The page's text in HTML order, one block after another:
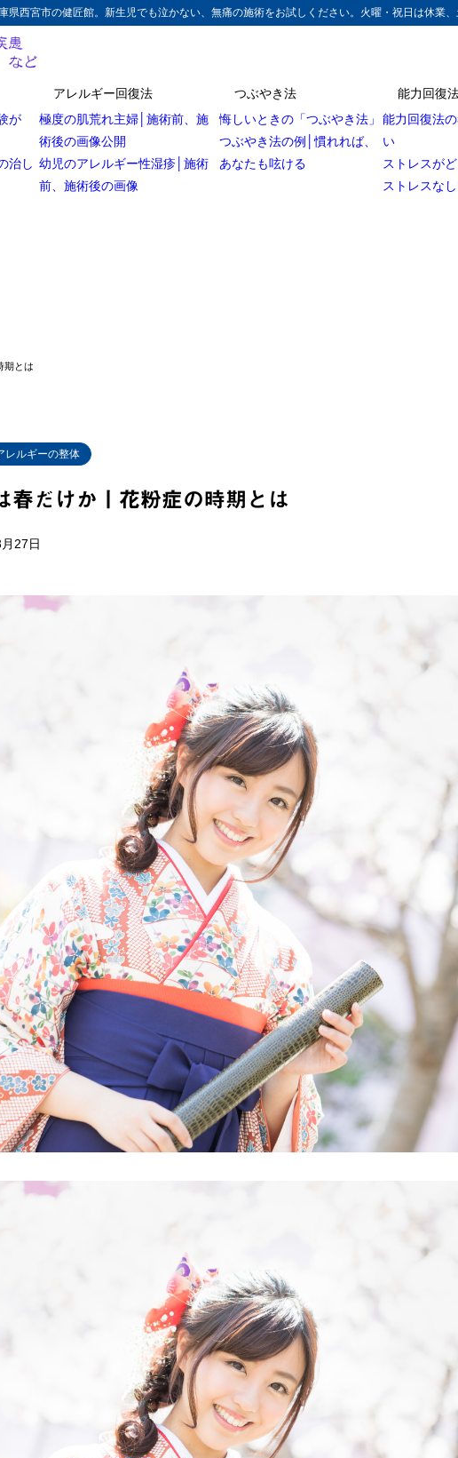
県西宮市の健匠館。新生児でも泣かない、無痛の施術をお試しください。火曜・祝日は休業
が
治し
アレルギー回復法
極度の肌荒れ主婦│施術前、施
術後の画像公開
幼児のアレルギー性湿疹│施術
前、施術後の画像
つぶやき法
悔しいときの「つぶやき法」
つぶやき法の例│慣れれば、
あなたも呟ける
能力回復
能力回復法
い
ストレスが
ストレスな
期とは
レルギーの整体
春だけか丨花粉症の時期とは
27日